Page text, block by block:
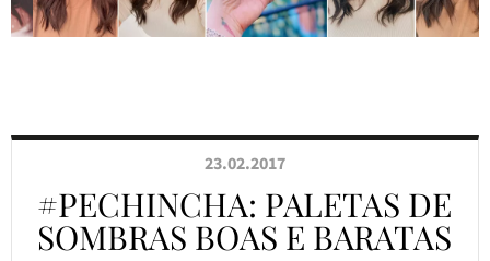
23.02.2017
#PECHINCHA: PALETAS DE
SOMBRAS BOAS E BARATAS